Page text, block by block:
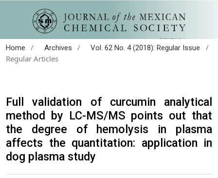
Home / Archives / Vol. 62 No. 4 (2018): Regular Issue
/
Regular Articles
Full validation of curcumin analytical
method by LC-MS/MS points out that
the degree of hemolysis in plasma
affects the quantitation: application in
dog plasma study